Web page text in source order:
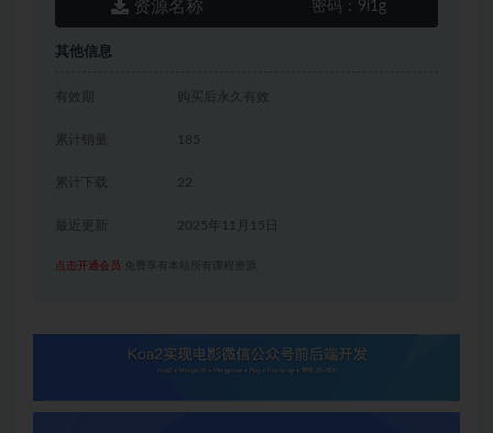
资源名称 密码： 9i1g
其他信息
有效期 购买后永久有效
累计销量 185
累计下载 22
2025年11月15日
点击开通会员 免费享有本站所有课程资源